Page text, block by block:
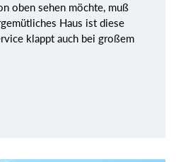
oben sehen möchte, muß
Haus ist diese
klappt auch bei großem